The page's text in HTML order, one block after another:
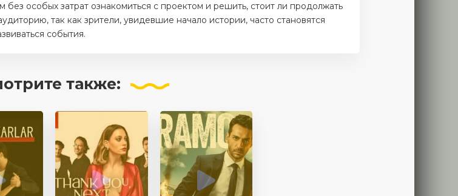
особых затрат ознакомиться с проектом и решить, стоит ли продолжать
так как зрители, увидевшие начало истории, часто становятся
события.
также: